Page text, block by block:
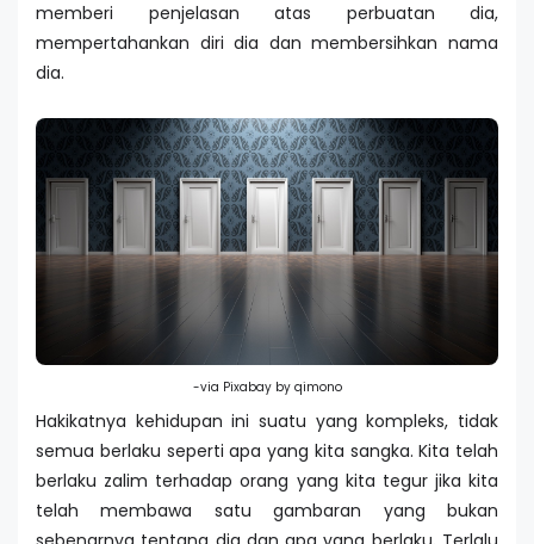
memberi penjelasan atas perbuatan dia,
mempertahankan diri dia dan membersihkan nama
dia.
-via Pixabay by qimono
Hakikatnya kehidupan ini suatu yang kompleks, tidak
semua berlaku seperti apa yang kita sangka. Kita telah
berlaku zalim terhadap orang yang kita tegur jika kita
telah membawa satu gambaran yang bukan